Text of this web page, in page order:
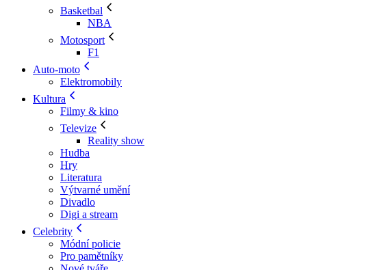
Basketbal
NBA
Motosport
F1
Auto-moto
Elektromobily
Kultura
Filmy & kino
Televize
Reality show
Hudba
Hry
Literatura
Výtvarné umění
Divadlo
Digi a stream
Celebrity
Módní policie
Pro pamětníky